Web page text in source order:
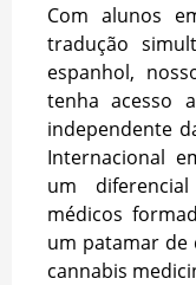
Com alunos
tradução
espanhol,
tenha acesso
independente
Internacional
um
médicos
um patamar de
cannabis